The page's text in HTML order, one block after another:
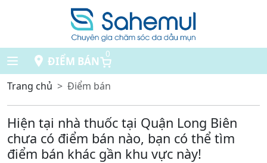
ĐIỂM BÁN
0
Trang chủ Điểm bán
Hiện tại nhà thuốc tại Quận Long Biên
chưa có điểm bán nào, bạn có thể tìm
điểm bán khác gần khu vực này!